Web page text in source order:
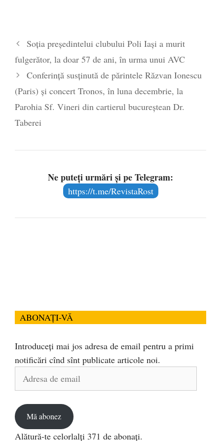
Soția președintelui clubului Poli Iași a murit
fulgerător, la doar 57 de ani, în urma unui AVC
Conferință susținută de părintele Răzvan Ionescu
(Paris) și concert Tronos, în luna decembrie, la
Parohia Sf. Vineri din cartierul bucureștean Dr.
Taberei
Ne puteți urmări și pe Telegram:
https://t.me/RevistaRost
ABONAȚI-VĂ
Introduceți mai jos adresa de email pentru a primi
notificări cînd sînt publicate articole noi.
Mă abonez
Alătură-te celorlalți 371 de abonați.